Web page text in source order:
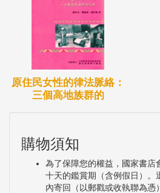
原住民女性的律法脈絡：
三個高地族群的
購物須知
為了保障您的權益，國家書店
十天的鑑賞期（含例假日）。
內寄回（以郵戳或收執聯為憑